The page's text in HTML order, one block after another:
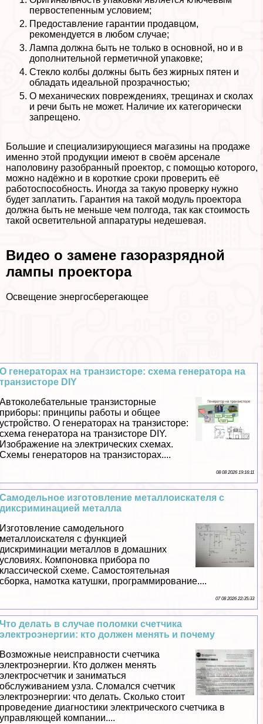
первостепенным условием;
Предоставление гарантии продавцом,
рекомендуется в любом случае;
Лампа должна быть не только в основной, но и в
дополнительной герметичной упаковке;
Стекло колбы должны быть без жирных пятен и
обладать идеальной прозрачностью;
О механических повреждениях, трещинах и сколах
и речи быть не может. Наличие их категорически
запрещено.
Большие и специализирующиеся магазины на продаже
именно этой продукции имеют в своём арсенале
наполовину разобранный проектор, с помощью которого,
можно надёжно и в короткие сроки проверить её
работоспособность. Иногда за такую проверку нужно
будет заплатить. Гарантия на такой модуль проектора
должна быть не меньше чем полгода, так как стоимость
такой осветительной аппаратуры недешевая.
Видео о замене газоразрядной
лампы проектора
Освещение энергосберегающее
О генераторах на транзисторе: схема генератора на
транзисторе DIY
Автоколебательные транзисторные
приборы: принципы работы и общее
устройство. О генераторах на транзисторе:
схема генератора на транзисторе DIY.
Изображение на электрических схемах.
Схемы генераторов на транзисторах....
08 08 2026 19:16:11
Самодельное изготовление металлоискателя с
диксриминацией металла
Изготовление самодельного
металлоискателя с функцией
дискриминации металлов в домашних
условиях. Компоновка прибора по
классической схеме. Самостоятельная
сборка, намотка катушки, программирование....
07 08 2026 22:35:33
Что делать в случае поломки счетчика
электроэнергии: кто должен менять и почему
Возможные неисправности счетчика
электроэнергии. Кто должен менять
электросчетчик и заниматься
обслуживанием узла. Сломался счетчик
электроэнергии: что делать. Сколько стоит
проведение диагностики электрического счетчика в
управляющей компании....